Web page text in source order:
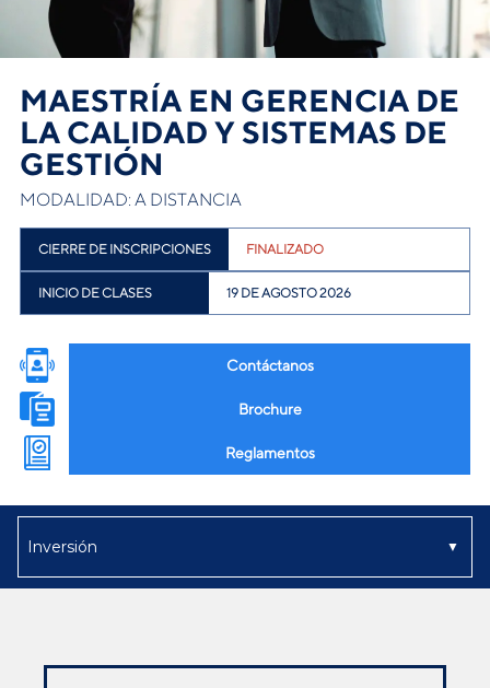
MAESTRÍA EN GERENCIA DE
LA CALIDAD Y SISTEMAS DE
GESTIÓN
MODALIDAD: A DISTANCIA
CIERRE DE INSCRIPCIONES FINALIZADO
INICIO DE CLASES 19 DE AGOSTO 2026
Contáctanos
Brochure
Reglamentos